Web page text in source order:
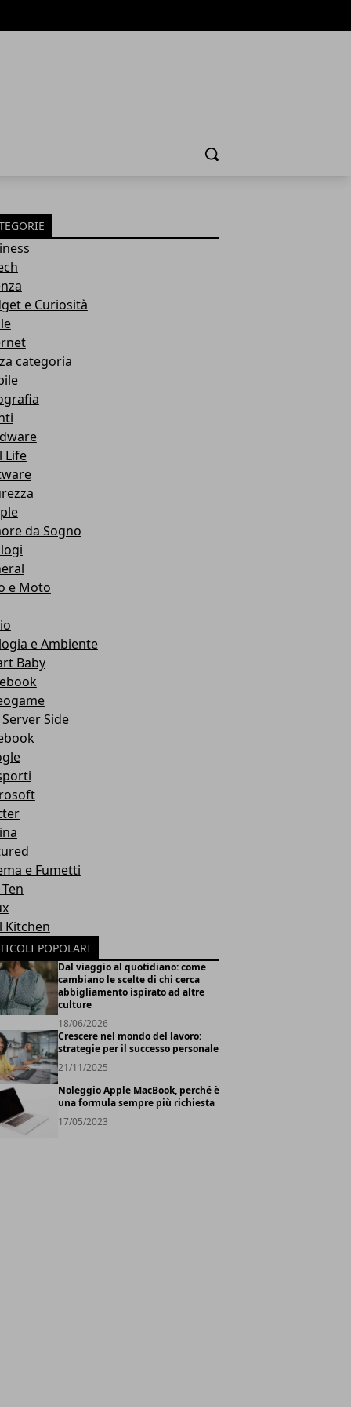
Cerca
e Curiosità
categoria
Life
da Sogno
e Moto
e Ambiente
Baby
Side
e Fumetti
Kitchen
POPOLARI
Dal viaggio al quotidiano: come
cambiano le scelte di chi cerca
abbigliamento ispirato ad altre
culture
18/06/2026
Crescere nel mondo del lavoro:
strategie per il successo personale
21/11/2025
Noleggio Apple MacBook, perché è
una formula sempre più richiesta
17/05/2023